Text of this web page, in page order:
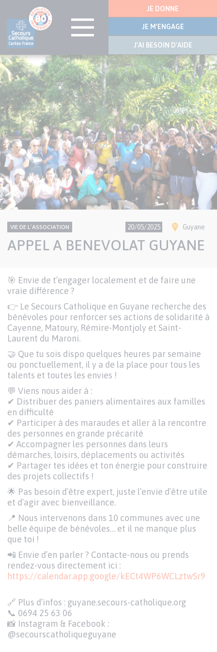
Aller
au
contenu
principal
latérale
JE DONNE
JE M'ENGAGE
J'AI BESOIN D'AIDE
Visuel
principal
de
l’article
CONTENU
NATIONAL
Thème
VIE DE L’ASSOCIATION 20/05/2025 Ville(s)
Guyane
APPEL A BENEVOLAT GUYANE
Paragraphes
de
Texte
🎯 Envie de t’engager localement et de faire une
vraie différence ?
👉 Le Secours Catholique en Guyane recherche des
bénévoles pour renforcer ses actions de solidarité à
Cayenne, Matoury, Rémire-Montjoly et Saint-
Laurent du Maroni.
🤝 Que tu sois dispo quelques heures par semaine
ou ponctuellement, il y a de la place pour tous les
talents et toutes les envies !
💬 Viens nous aider à :
✔ Distribuer des paniers alimentaires aux familles
en difficulté
✔ Participer à des maraudes et aller à la rencontre
des personnes en grande précarité
✔ Accompagner les personnes dans leurs
démarches, loisirs, déplacements ou activités
✔ Partager tes idées et ton énergie pour construire
des projets collectifs !
🌟 Pas besoin d’être expert, juste l’envie d’être utile
et d’agir avec bienveillance.
📍 Nous intervenons dans 10 communes avec une
belle équipe de bénévoles… et il ne manque plus
que toi !
📲 Envie d’en parler ? Contacte-nous ou prends
rendez-vous directement ici :
https://calendar.app.google/kECt4WP6WCLztwSr9
🔗 Plus d’infos : guyane.secours-catholique.org
📞 0694 25 63 06
📸 Instagram & Facebook :
@secourscatholiqueguyane